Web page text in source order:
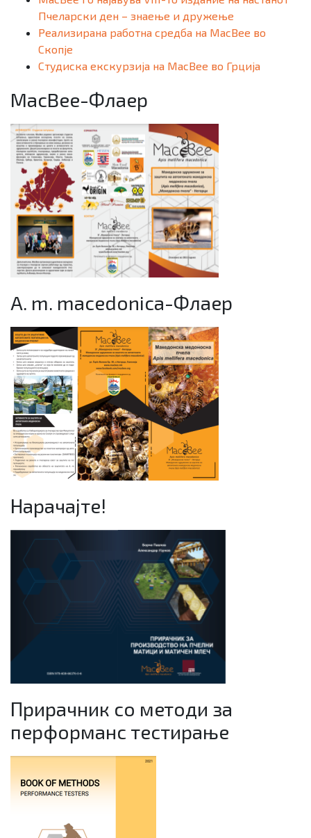
Пчеларски ден – знаење и дружење
Реализирана работна средба на MacBee во
Скопје
Студиска екскурзија на MacBee во Грција
MacBee-Флаер
A. m. macedonica-Флаер
Нарачајте!
Прирачник со методи за
перформанс тестирање